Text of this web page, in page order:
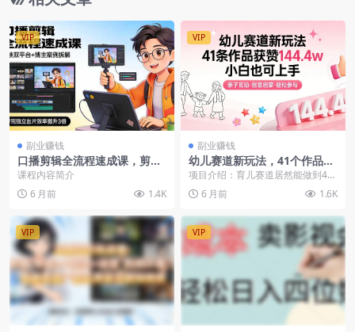
VIP
副业赚钱
口播剪辑全流程速成课，剪映
双平台+博主案例拆解，学完
独立出片效率提升3倍
课程内容简介
6 月前
1.4K
VIP
副业赚钱
幼儿赛道新玩法，41个作品狂
揽144万赞，小白也可上手
项目介绍：育儿赛道居然能做到41
条作品144.4w赞，而且全程小白操
作！当下幼儿...
6 月前 1.6K
VIP VIP